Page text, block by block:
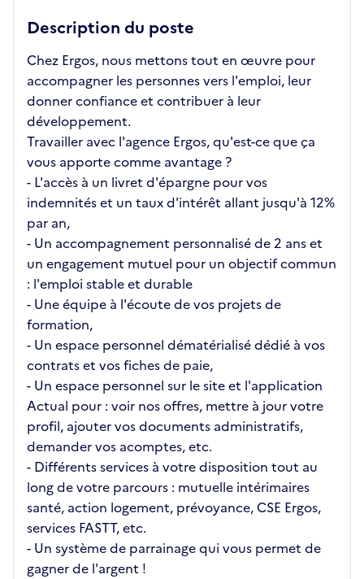
Description du poste
Chez Ergos, nous mettons tout en œuvre pour
accompagner les personnes vers l'emploi, leur
donner confiance et contribuer à leur
développement.
Travailler avec l'agence Ergos, qu'est-ce que ça
vous apporte comme avantage ?
- L'accès à un livret d'épargne pour vos
indemnités et un taux d'intérêt allant jusqu'à 12%
par an,
- Un accompagnement personnalisé de 2 ans et
un engagement mutuel pour un objectif commun
: l'emploi stable et durable
- Une équipe à l'écoute de vos projets de
formation,
- Un espace personnel dématérialisé dédié à vos
contrats et vos fiches de paie,
- Un espace personnel sur le site et l'application
Actual pour : voir nos offres, mettre à jour votre
profil, ajouter vos documents administratifs,
demander vos acomptes, etc.
- Différents services à votre disposition tout au
long de votre parcours : mutuelle intérimaires
santé, action logement, prévoyance, CSE Ergos,
services FASTT, etc.
- Un système de parrainage qui vous permet de
gagner de l'argent !